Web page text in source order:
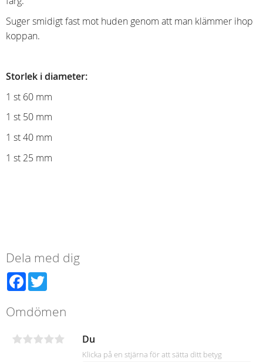
Suger smidigt fast mot huden genom att man klämmer ihop
koppan.
Storlek i diameter:
1 st 60 mm
1 st 50 mm
1 st 40 mm
1 st 25 mm
Dela med dig
Facebook
Omdömen
Du
Klicka på en stjärna för att sätta ditt betyg